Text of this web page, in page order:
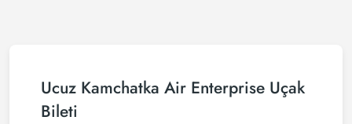
Ucuz Kamchatka Air Enterprise Uçak
Bileti